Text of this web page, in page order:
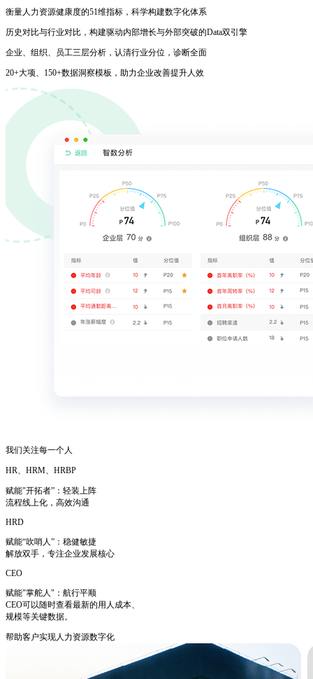
衡量人力资源健康度的51维指标，科学构建数字化体系
历史对比与行业对比，构建驱动内部增长与外部突破的Data双引擎
企业、组织、员工三层分析，认清行业分位，诊断全面
20+大项、150+数据洞察模板，助力企业改善提升人效
我们关注每一个人
HR、HRM、HRBP
赋能"开拓者”：轻装上阵
流程线上化，高效沟通
HRD
赋能“吹哨人”：稳健敏捷
解放双手，专注企业发展核心
CEO
赋能"掌舵人"：航行平顺
CEO可以随时查看最新的用人成本、
规模等关键数据。
帮助客户实现人力资源数字化